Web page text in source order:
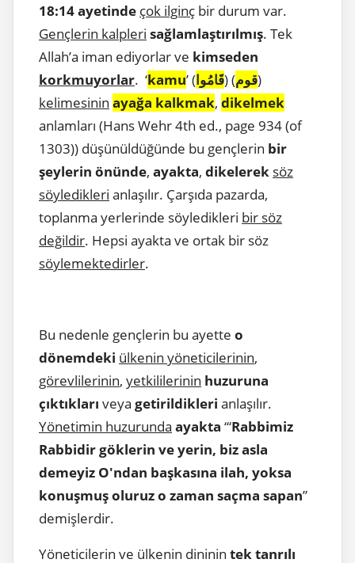
18:14 ayetinde çok ilginç bir durum var.
Gençlerin kalpleri sağlamlaştırılmış. Tek
Allah’a iman ediyorlar ve kimseden
korkmuyorlar. ‘kamu’ (قَامُوا) (قوم)
kelimesinin ayağa kalkmak, dikelmek
anlamları (Hans Wehr 4th ed., page 934 (of
1303)) düşünüldüğünde bu gençlerin bir
şeylerin önünde, ayakta, dikelerek söz
söyledikleri anlaşılır. Çarşıda pazarda,
toplanma yerlerinde söyledikleri bir söz
değildir. Hepsi ayakta ve ortak bir söz
söylemektedirler.
Bu nedenle gençlerin bu ayette o
dönemdeki ülkenin yöneticilerinin,
görevlilerinin, yetkililerinin huzuruna
çıktıkları veya getirildikleri anlaşılır.
Yönetimin huzurunda ayakta ‘“Rabbimiz
Rabbidir göklerin ve yerin, biz asla
demeyiz O'ndan başkasına ilah, yoksa
konuşmuş oluruz o zaman saçma sapan”
demişlerdir.
Yöneticilerin ve ülkenin dininin tek tanrılı